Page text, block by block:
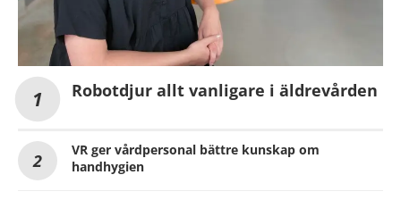
Robotdjur allt vanligare i äldrevården
VR ger vårdpersonal bättre kunskap om
handhygien